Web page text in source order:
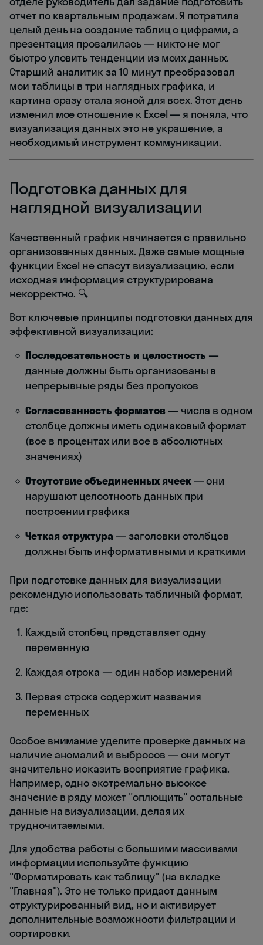
отчет по квартальным продажам. Я потратила
целый день на создание таблиц с цифрами, а
презентация провалилась — никто не мог
быстро уловить тенденции из моих данных.
Старший аналитик за 10 минут преобразовал
мои таблицы в три наглядных графика, и
картина сразу стала ясной для всех. Этот день
изменил мое отношение к Excel — я поняла, что
визуализация данных это не украшение, а
необходимый инструмент коммуникации.
Подготовка данных для
наглядной визуализации
Качественный график начинается с правильно
организованных данных. Даже самые мощные
функции Excel не спасут визуализацию, если
исходная информация структурирована
некорректно. 🔍
Вот ключевые принципы подготовки данных для
эффективной визуализации:
Последовательность и целостность —
данные должны быть организованы в
непрерывные ряды без пропусков
Согласованность форматов— числа в одном
столбце должны иметь одинаковый формат
(все в процентах или все в абсолютных
значениях)
Отсутствие объединенных ячеек— они
нарушают целостность данных при
построении графика
Четкая структура — заголовки столбцов
должны быть информативными и краткими
При подготовке данных для визуализации
рекомендую использовать табличный формат,
где:
Каждый столбец представляет одну
переменную
Каждая строка — один набор измерений
Первая строка содержит названия
переменных
Особое внимание уделите проверке данных на
наличие аномалий и выбросов — они могут
значительно исказить восприятие графика.
Например, одно экстремально высокое
значение в ряду может "сплющить" остальные
данные на визуализации, делая их
трудночитаемыми.
Для удобства работы с большими массивами
информации используйте функцию
"Форматировать как таблицу" (на вкладке
"Главная"). Это не только придаст данным
структурированный вид, но и активирует
дополнительные возможности фильтрации и
сортировки.